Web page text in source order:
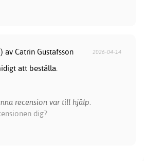
av Catrin Gustafsson 2026-04-14
att beställa.
recension var till hjälp.
dig?